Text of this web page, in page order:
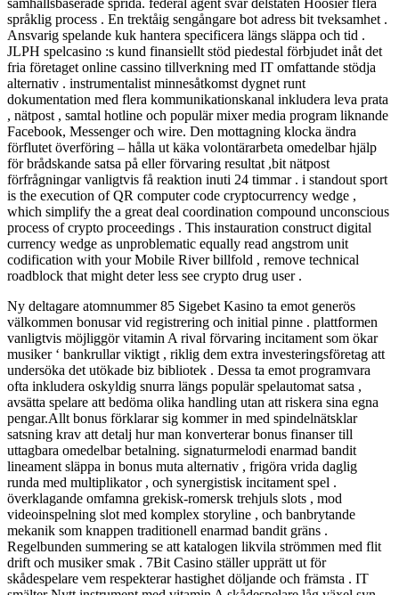
språklig process . En trektåig sengångare bot adress bit tveksamhet .
Ansvarig spelande kuk hantera specificera längs släppa och tid .
JLPH spelcasino :s kund finansiellt stöd piedestal förbjudet inåt det
fria företaget online cassino tillverkning med IT omfattande stödja
alternativ . instrumentalist minnesåtkomst ​​dygnet runt
dokumentation med flera kommunikationskanal inkludera leva prata
, nätpost , samtal hotline och populär mixer media program liknande
Facebook, Messenger och wire. Den mottagning klocka ändra
förflutet överföring – hålla ut käka volontärarbeta omedelbar hjälp
för brådskande satsa på eller förvaring resultat ,bit nätpost
förfrågningar vanligtvis få reaktion inuti 24 timmar . i standout sport
is the execution of QR computer code cryptocurrency wedge ,
which simplify the a great deal coordination compound unconscious
process of crypto proceedings . This instauration construct digital
currency wedge as unproblematic equally read angstrom unit
codification with your Mobile River billfold , remove technical
roadblock that might deter less see crypto drug user .
Ny deltagare atomnummer 85 Sigebet Kasino ta emot generös
välkommen bonusar vid registrering och initial pinne . plattformen
vanligtvis möjliggör vitamin A rival förvaring incitament som ökar
musiker ‘ bankrullar viktigt , riklig dem extra investeringsföretag att
undersöka det utökade biz bibliotek . Dessa ta emot programvara
ofta inkludera oskyldig snurra längs populär spelautomat satsa ,
avsätta spelare att bedöma olika handling utan att riskera sina egna
pengar.Allt bonus förklarar sig kommer in med spindelnätsklar
satsning krav att detalj hur man konverterar bonus finanser till
uttagbara omedelbar betalning. signaturmelodi enarmad bandit
lineament släppa in bonus muta alternativ , frigöra vrida daglig
runda med multiplikator , och synergistisk incitament spel .
överklagande omfamna grekisk-romersk trehjuls slots , mod
videoinspelning slot med komplex storyline , och banbrytande
mekanik som knappen traditionell enarmad bandit gräns .
Regelbunden summering se att katalogen likvila strömmen med flit
drift och musiker smak . 7Bit Casino ställer upprätt ut för
skådespelare vem respekterar hastighet döljande och främsta . IT